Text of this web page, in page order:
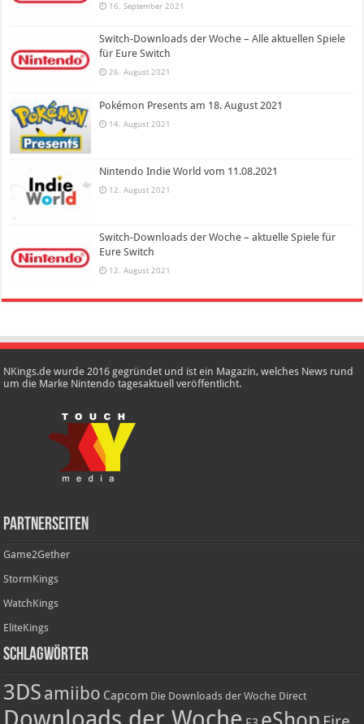
16. September 2021
Switch-Downloads der Woche – Alle aktuellen Spiele
für Eure Switch
26. August 2021
Pokémon Presents am 18. August 2021
14. August 2021
Nintendo Indie World vom 11.08.2021
12. August 2021
Switch-Downloads der Woche – aktuelle Spiele für
Eure Switch
12. August 2021
NKings.de wurde 2016 gegründet und ist ein Magazin, welches News rund
um die Marke Nintendo tagesaktuell veröffentlicht.
Partnerseiten
Game2Gether
StormKings
WatchKings
EliteKings
Schlagwörter
3DS amiibo Capcom Die Downloads der Woche Direct